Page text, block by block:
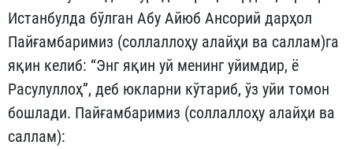
Истан­бул­да бўл­ган Абу Айюб Ансорий дарҳол
Пайғамбаримиз (соллаллоҳу алайҳи ва саллам)га
яқин келиб: “Энг яқин уй менинг уйимдир, ё
Расулуллоҳ”, деб юкларни кўтариб, ўз уйи томон
бошлади. Пай­ғамбаримиз (соллаллоҳу алайҳи ва
саллам):